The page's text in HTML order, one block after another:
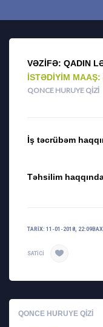
VƏZIFƏ: QADIN
İSTƏDIYIM MAAŞ:
QONCE HURUYE QIZI
İş təcrübəm
Təhsilim
TARIX: 11-01-2018, 22:09
SATICI
QONCE HURUYE QIZI